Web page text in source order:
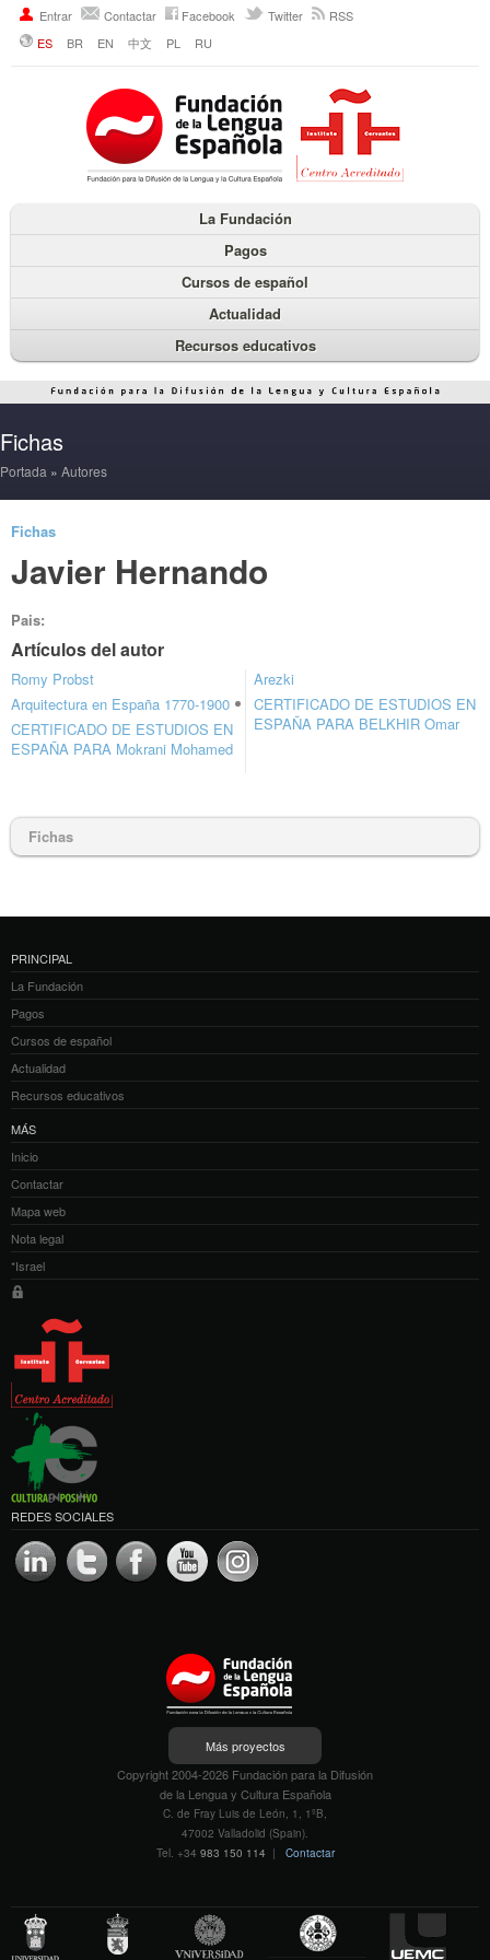
Entrar Contactar Facebook Twitter
RSS
ES
BR EN 中文 PL RU
La Fundación
Pagos
Cursos de español
Actualidad
Recursos educativos
Fichas
Portada » Autores
Fichas
Javier Hernando
Pais:
Artículos del autor
Romy Probst
Arquitectura en España 1770-1900
CERTIFICADO DE ESTUDIOS EN
ESPAÑA PARA Mokrani Mohamed
Arezki
CERTIFICADO DE ESTUDIOS EN
ESPAÑA PARA BELKHIR Omar
Fichas
PRINCIPAL
La Fundación
Pagos
Cursos de español
Actualidad
Recursos educativos
MÁS
Inicio
Contactar
Mapa web
Nota legal
*Israel
REDES SOCIALES
Más proyectos
Copyright 2004-2026 Fundación para la Difusión
de la Lengua y Cultura Española
C. de Fray Luis de León, 1, 1ºB,
47002 Valladolid (Spain).
Tel. +34 983 150 114 | Contactar